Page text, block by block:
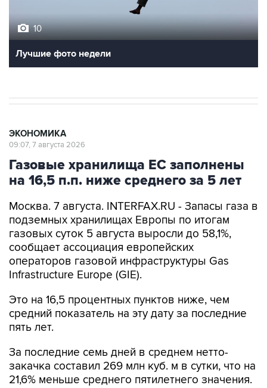
10
Лучшие фото недели
ЭКОНОМИКА
09:07, 7 августа 2026
Газовые хранилища ЕС заполнены
на 16,5 п.п. ниже среднего за 5 лет
Москва. 7 августа. INTERFAX.RU - Запасы газа в
подземных хранилищах Европы по итогам
газовых суток 5 августа выросли до 58,1%,
сообщает ассоциация европейских
операторов газовой инфраструктуры Gas
Infrastructure Europe (GIE).
Это на 16,5 процентных пунктов ниже, чем
средний показатель на эту дату за последние
пять лет.
За последние семь дней в среднем нетто-
закачка составил 269 млн куб. м в сутки, что на
21,6% меньше среднего пятилетнего значения.